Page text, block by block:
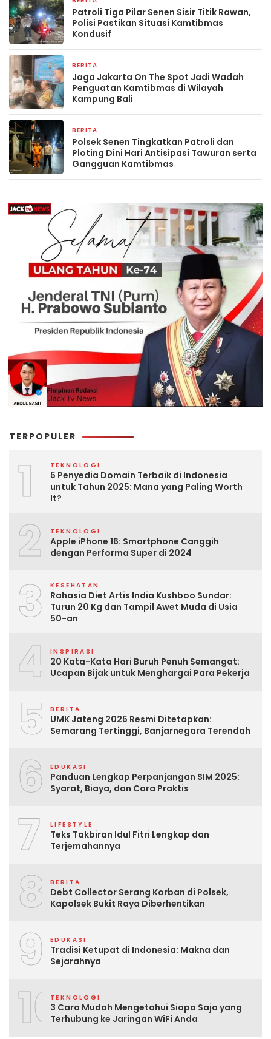
Patroli Tiga Pilar Senen Sisir Titik Rawan,
Polisi Pastikan Situasi Kamtibmas
Kondusif
BERITA
Jaga Jakarta On The Spot Jadi Wadah
Penguatan Kamtibmas di Wilayah
Kampung Bali
BERITA
Polsek Senen Tingkatkan Patroli dan
Ploting Dini Hari Antisipasi Tawuran serta
Gangguan Kamtibmas
TERPOPULER
1 TEKNOLOGI
5 Penyedia Domain Terbaik di Indonesia
untuk Tahun 2025: Mana yang Paling Worth
It?
2 TEKNOLOGI
Apple iPhone 16: Smartphone Canggih
dengan Performa Super di 2024
3 KESEHATAN
Rahasia Diet Artis India Kushboo Sundar:
Turun 20 Kg dan Tampil Awet Muda di Usia
50-an
4 INSPIRASI
20 Kata-Kata Hari Buruh Penuh Semangat:
Ucapan Bijak untuk Menghargai Para Pekerja
5 BERITA
UMK Jateng 2025 Resmi Ditetapkan:
Semarang Tertinggi, Banjarnegara Terendah
6 EDUKASI
Panduan Lengkap Perpanjangan SIM 2025:
Syarat, Biaya, dan Cara Praktis
7 LIFESTYLE
Teks Takbiran Idul Fitri Lengkap dan
Terjemahannya
8 BERITA
Debt Collector Serang Korban di Polsek,
Kapolsek Bukit Raya Diberhentikan
9 EDUKASI
Tradisi Ketupat di Indonesia: Makna dan
Sejarahnya
10TEKNOLOGI
3 Cara Mudah Mengetahui Siapa Saja yang
Terhubung ke Jaringan WiFi Anda